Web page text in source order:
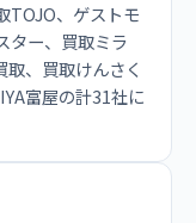
TOJO、ゲストモ
ター、買取ミラ
、買取けんさく
富屋の計31社に